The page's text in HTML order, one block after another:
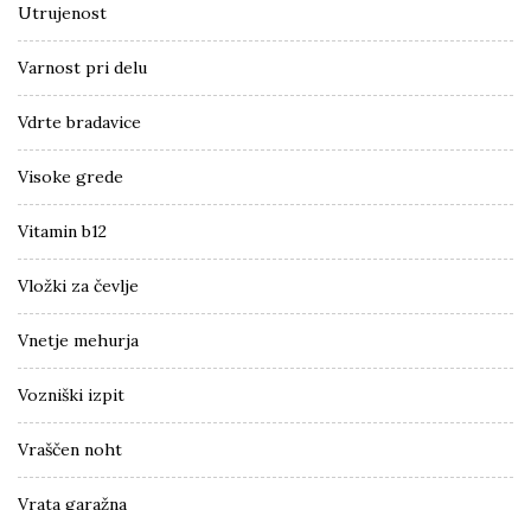
Utrujenost
Varnost pri delu
Vdrte bradavice
Visoke grede
Vitamin b12
Vložki za čevlje
Vnetje mehurja
Vozniški izpit
Vraščen noht
Vrata garažna